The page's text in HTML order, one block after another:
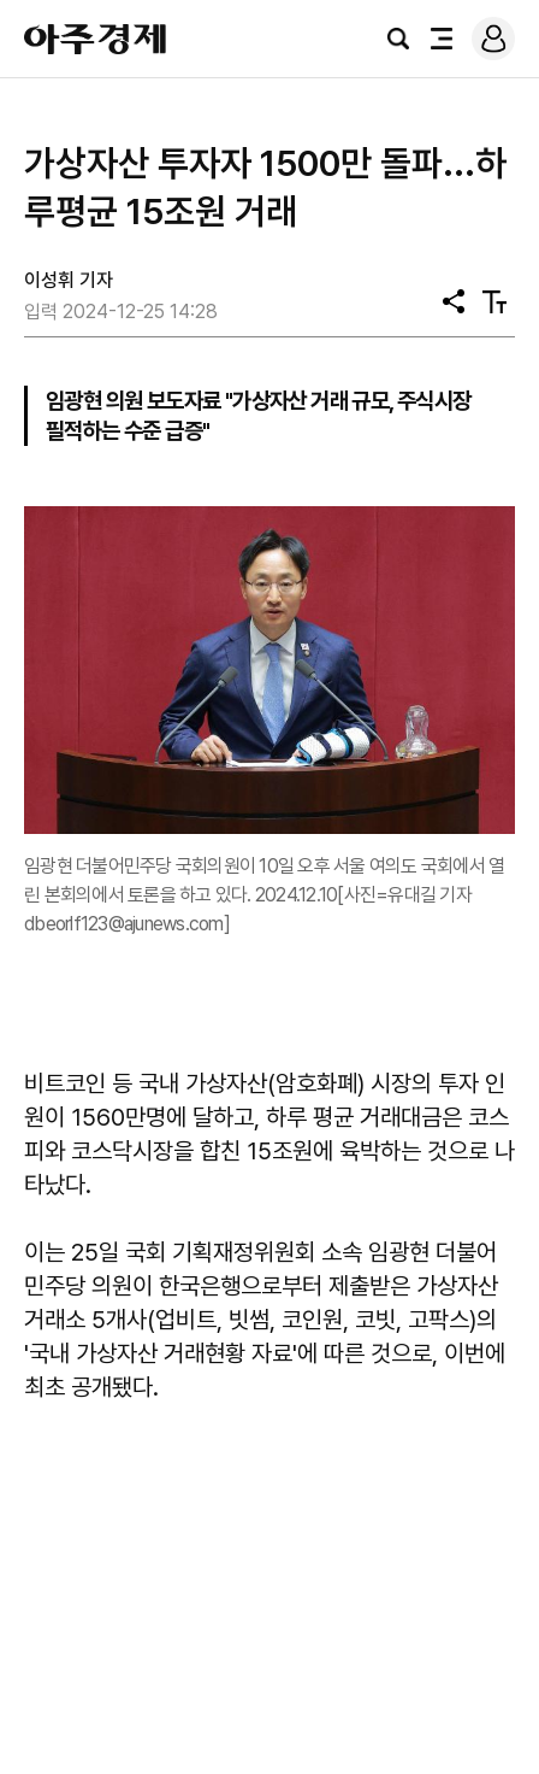
아
주
경
검
전
로
그
가상자산 투자자 1500만 돌파...하
루평균 15조원 거래
이성휘 기자
입력 2024-12-25 14:28
공
유
텍
스
임광현 의원 보도자료 "가상자산 거래 규모, 주식시장
필적하는 수준 급증"
임광현 더불어민주당 국회의원이 10일 오후 서울 여의도 국회에서 열
린 본회의에서 토론을 하고 있다. 2024.12.10[사진=유대길 기자
dbeorlf123@ajunews.com]
비트코인 등 국내 가상자산(암호화폐) 시장의 투자 인
원이 1560만명에 달하고, 하루 평균 거래대금은 코스
피와 코스닥시장을 합친 15조원에 육박하는 것으로 나
타났다.
이는 25일 국회 기획재정위원회 소속 임광현 더불어
민주당 의원이 한국은행으로부터 제출받은 가상자산
거래소 5개사(업비트, 빗썸, 코인원, 코빗, 고팍스)의
'국내 가상자산 거래현황 자료'에 따른 것으로, 이번에
최초 공개됐다.